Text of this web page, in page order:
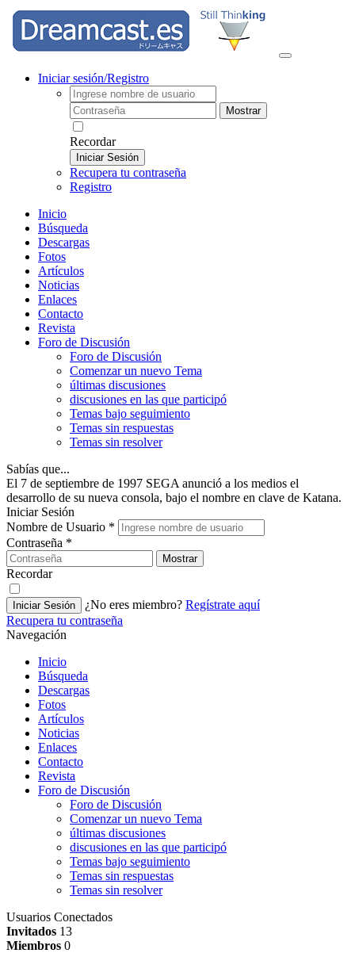
Iniciar sesión/Registro
Mostrar
Recordar
Iniciar Sesión
Recupera tu contraseña
Registro
Inicio
Búsqueda
Descargas
Fotos
Artículos
Noticias
Enlaces
Contacto
Revista
Foro de Discusión
Foro de Discusión
Comenzar un nuevo Tema
últimas discusiones
discusiones en las que participó
Temas bajo seguimiento
Temas sin respuestas
Temas sin resolver
Sabías que...
El 7 de septiembre de 1997 SEGA anunció a los medios el
desarrollo de su nueva consola, bajo el nombre en clave de Katana.
Iniciar Sesión
Nombre de Usuario *
Contraseña *
Mostrar
Recordar
Iniciar Sesión ¿No eres miembro? Regístrate aquí
Recupera tu contraseña
Navegación
Inicio
Búsqueda
Descargas
Fotos
Artículos
Noticias
Enlaces
Contacto
Revista
Foro de Discusión
Foro de Discusión
Comenzar un nuevo Tema
últimas discusiones
discusiones en las que participó
Temas bajo seguimiento
Temas sin respuestas
Temas sin resolver
Usuarios Conectados
Invitados 13
Miembros 0